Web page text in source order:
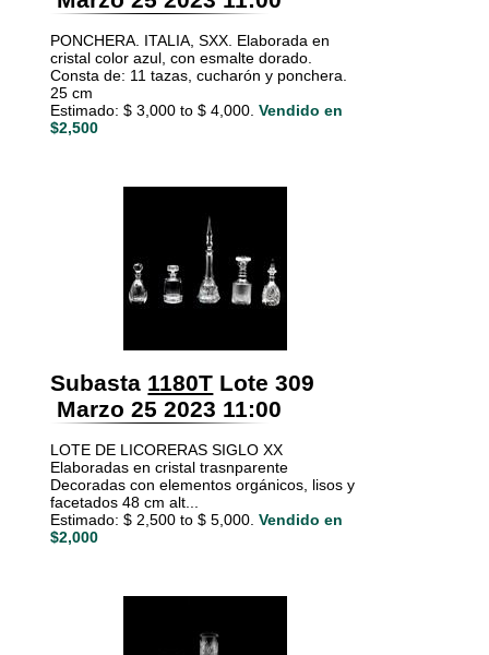
PONCHERA. ITALIA, SXX. Elaborada en
cristal color azul, con esmalte dorado.
Consta de: 11 tazas, cucharón y ponchera.
25 cm
Estimado: $ 3,000 to $ 4,000. Vendido en
$2,500
Subasta 1180T Lote 309
Marzo 25 2023 11:00
LOTE DE LICORERAS SIGLO XX
Elaboradas en cristal trasnparente
Decoradas con elementos orgánicos, lisos y
facetados 48 cm alt...
Estimado: $ 2,500 to $ 5,000. Vendido en
$2,000